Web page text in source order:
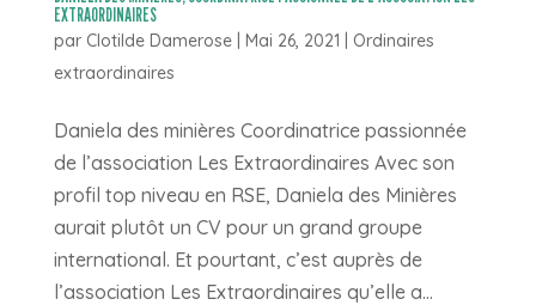
EXTRAORDINAIRES
par Clotilde Damerose| Mai 26, 2021
Ordinaires
extraordinaires
Daniela des minières Coordinatrice passionnée
de l’association Les Extraordinaires Avec son
profil top niveau en RSE, Daniela des Minières
aurait plutôt un CV pour un grand groupe
international. Et pourtant, c’est auprès de
l’association Les Extraordinaires qu’elle a...